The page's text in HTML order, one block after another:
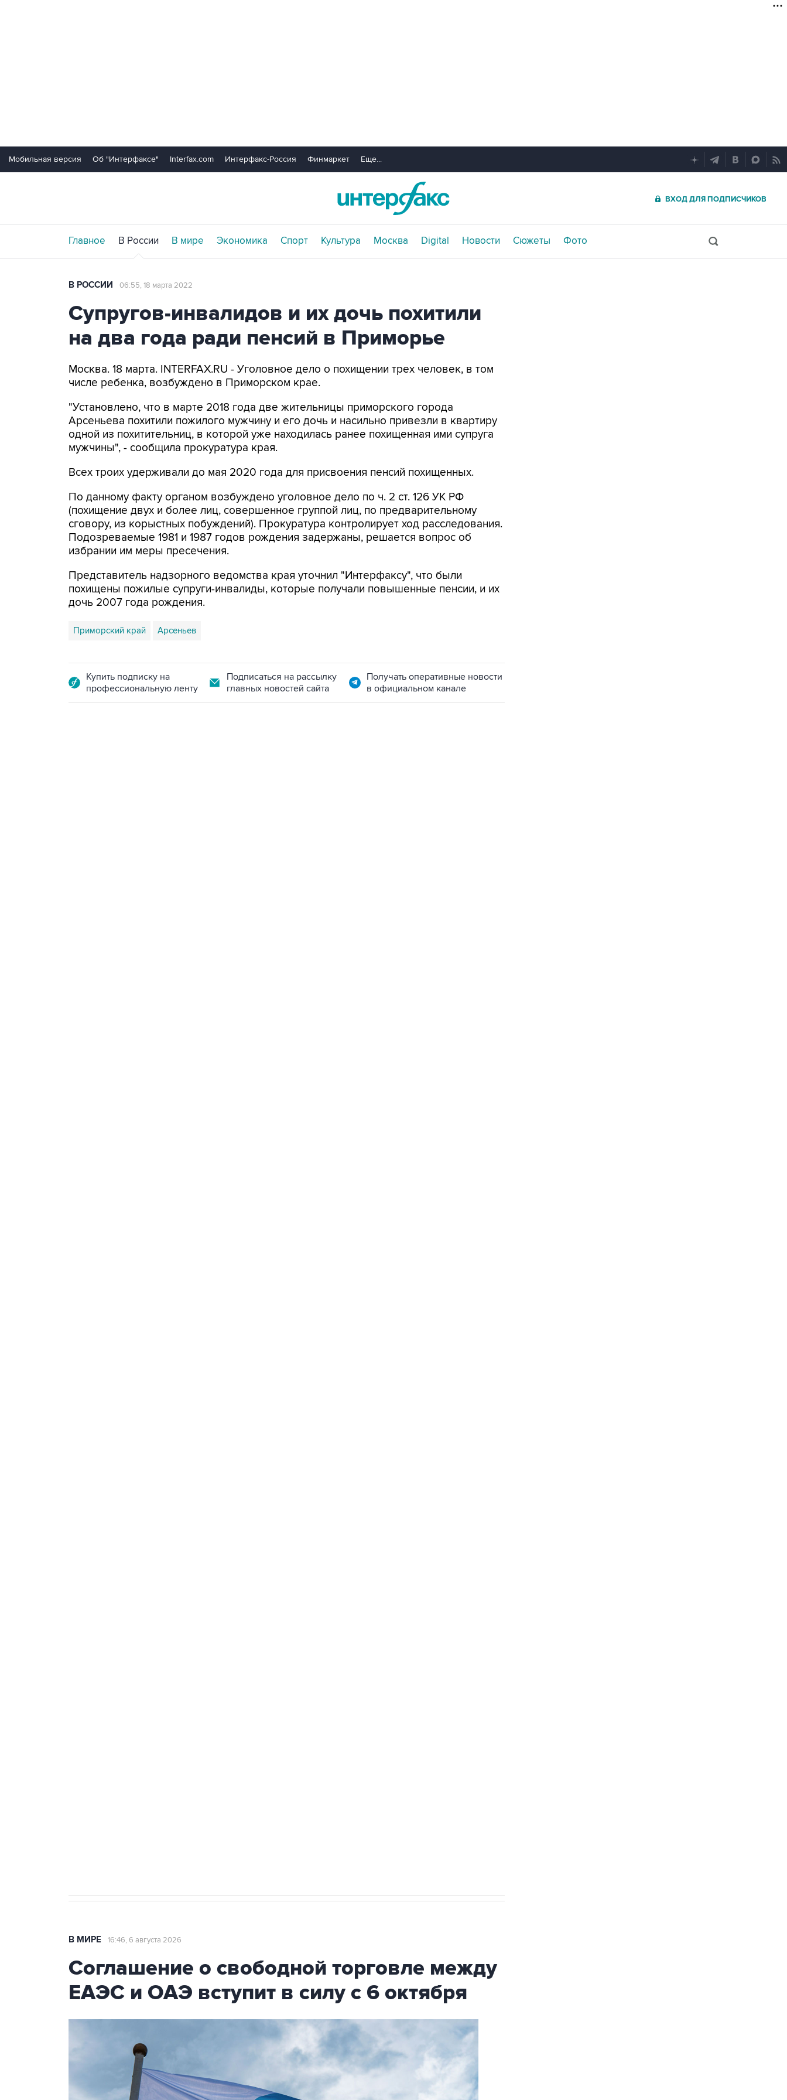
Мобильная версия Об "Интерфаксе" Interfax.com Интерфакс-Россия Финмаркет Еще...
ВХОД ДЛЯ ПОДПИСЧИКОВ
Главное В России В мире Экономика Спорт Культура Москва Digital Новости Сюжеты Фото
В РОССИИ 06:55, 18 марта 2022
Супругов-инвалидов и их дочь похитили
на два года ради пенсий в Приморье
Москва. 18 марта. INTERFAX.RU - Уголовное дело о похищении трех человек, в том
числе ребенка, возбуждено в Приморском крае.
"Установлено, что в марте 2018 года две жительницы приморского города
Арсеньева похитили пожилого мужчину и его дочь и насильно привезли в квартиру
одной из похитительниц, в которой уже находилась ранее похищенная ими супруга
мужчины", - сообщила прокуратура края.
Всех троих удерживали до мая 2020 года для присвоения пенсий похищенных.
По данному факту органом возбуждено уголовное дело по ч. 2 ст. 126 УК РФ
(похищение двух и более лиц, совершенное группой лиц, по предварительному
сговору, из корыстных побуждений). Прокуратура контролирует ход расследования.
Подозреваемые 1981 и 1987 годов рождения задержаны, решается вопрос об
избрании им меры пресечения.
Представитель надзорного ведомства края уточнил "Интерфаксу", что были
похищены пожилые супруги-инвалиды, которые получали повышенные пенсии, и их
дочь 2007 года рождения.
Приморский край Арсеньев
Купить подписку на
профессиональную ленту
Подписаться на рассылку
главных новостей сайта
Получать оперативные новости
в официальном канале
В МИРЕ 16:46, 6 августа 2026
Соглашение о свободной торговле между
ЕАЭС и ОАЭ вступит в силу с 6 октября